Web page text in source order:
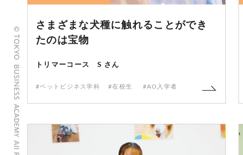
さまざまな犬種に触れることができ
たのは宝物
トリマーコース S さん
#ペットビジネス学科 #在校生 #AO入学者